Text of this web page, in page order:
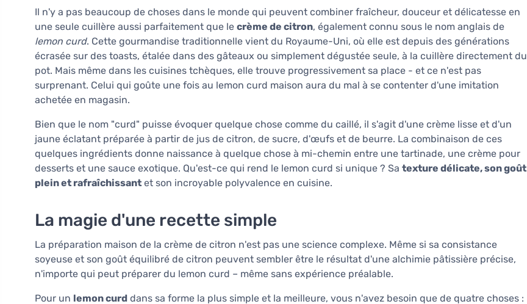
Il n'y a pas beaucoup de choses dans le monde qui peuvent combiner fraîcheur, douceur et délicatesse en
une seule cuillère aussi parfaitement que le crème de citron, également connu sous le nom anglais de
lemon curd. Cette gourmandise traditionnelle vient du Royaume-Uni, où elle est depuis des générations
écrasée sur des toasts, étalée dans des gâteaux ou simplement dégustée seule, à la cuillère directement du
pot. Mais même dans les cuisines tchèques, elle trouve progressivement sa place - et ce n'est pas
surprenant. Celui qui goûte une fois au lemon curd maison aura du mal à se contenter d'une imitation
achetée en magasin.
Bien que le nom "curd" puisse évoquer quelque chose comme du caillé, il s'agit d'une crème lisse et d'un
jaune éclatant préparée à partir de jus de citron, de sucre, d'œufs et de beurre. La combinaison de ces
quelques ingrédients donne naissance à quelque chose à mi-chemin entre une tartinade, une crème pour
desserts et une sauce exotique. Qu'est-ce qui rend le lemon curd si unique ? Sa texture délicate, son goût
plein et rafraîchissant et son incroyable polyvalence en cuisine.
La magie d'une recette simple
La préparation maison de la crème de citron n'est pas une science complexe. Même si sa consistance
soyeuse et son goût équilibré de citron peuvent sembler être le résultat d'une alchimie pâtissière précise,
n'importe qui peut préparer du lemon curd – même sans expérience préalable.
Pour un lemon curd dans sa forme la plus simple et la meilleure, vous n'avez besoin que de quatre choses :